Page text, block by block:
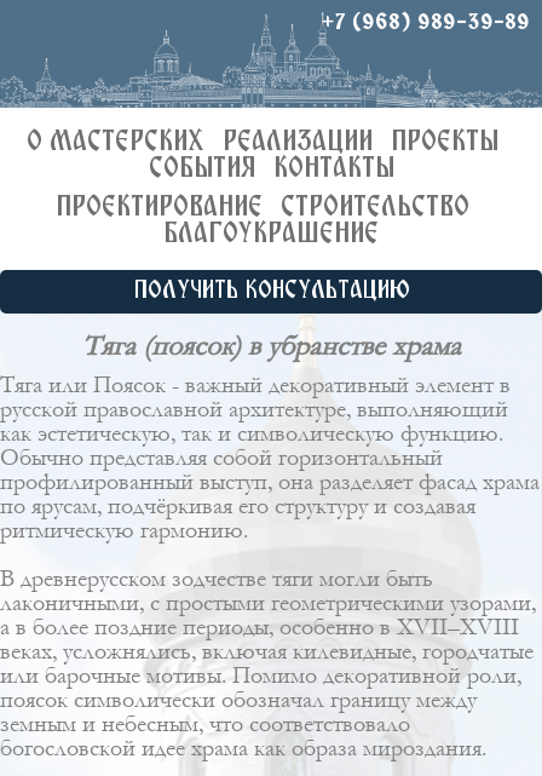
+7 (968) 989-39-89
О МАСТЕРСКИХ РЕАЛИЗАЦИИ
ПРОЕКТЫ
СОБЫТИЯ
КОНТАКТЫ
ПРОЕКТИРОВАНИЕ
СТРОИТЕЛЬСТВО
БЛАГОУКРАШЕНИЕ
ПОЛУЧИТЬ КОНСУЛЬТАЦИЮ
Тяга (поясок) в убранстве храма
Тяга или Поясок - важный декоративный элемент в
русской православной архитектуре, выполняющий
как эстетическую, так и символическую функцию.
Обычно представляя собой горизонтальный
профилированный выступ, она разделяет фасад храма
по ярусам, подчёркивая его структуру и создавая
ритмическую гармонию.
В древнерусском зодчестве тяги могли быть
лаконичными, с простыми геометрическими узорами,
а в более поздние периоды, особенно в XVII–XVIII
веках, усложнялись, включая килевидные, городчатые
или барочные мотивы. Помимо декоративной роли,
поясок символически обозначал границу между
земным и небесным, что соответствовало
богословской идее храма как образа мироздания.